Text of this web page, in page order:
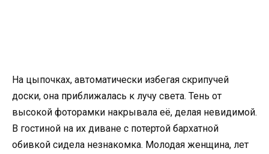
На цыпочках, автоматически избегая скрипучей
доски, она приближалась к лучу света. Тень от
высокой фоторамки накрывала её, делая невидимой.
В гостиной на их диване с потертой бархатной
обивкой сидела незнакомка. Молодая женщина, лет